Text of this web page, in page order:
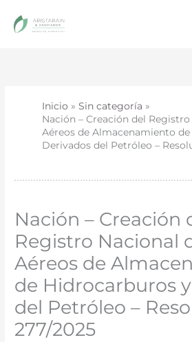
Inicio
Sin categoría
Nación – Creación del
Aéreos de Almacenamiento
Derivados del Petróleo –
Nación – Creación
Registro Nacional
Aéreos de
de Hidrocarburos
del Petróleo –
277/2025